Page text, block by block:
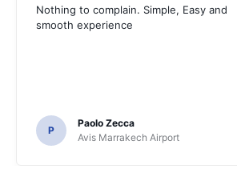
Nothing to complain. Simple, Easy and
smooth experience
P
Paolo Zecca
Avis Marrakech Airport